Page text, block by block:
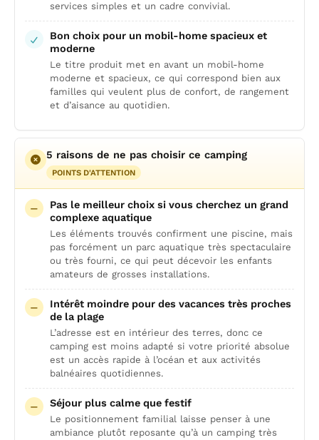
services simples et un cadre convivial.
Bon choix pour un mobil-home spacieux et
moderne
Le titre produit met en avant un mobil-home
moderne et spacieux, ce qui correspond bien aux
familles qui veulent plus de confort, de rangement
et d’aisance au quotidien.
5 raisons de ne pas choisir ce camping
POINTS D'ATTENTION
Pas le meilleur choix si vous cherchez un grand
complexe aquatique
Les éléments trouvés confirment une piscine, mais
pas forcément un parc aquatique très spectaculaire
ou très fourni, ce qui peut décevoir les enfants
amateurs de grosses installations.
Intérêt moindre pour des vacances très proches
de la plage
L’adresse est en intérieur des terres, donc ce
camping est moins adapté si votre priorité absolue
est un accès rapide à l’océan et aux activités
balnéaires quotidiennes.
Séjour plus calme que festif
Le positionnement familial laisse penser à une
ambiance plutôt reposante qu’à un camping très